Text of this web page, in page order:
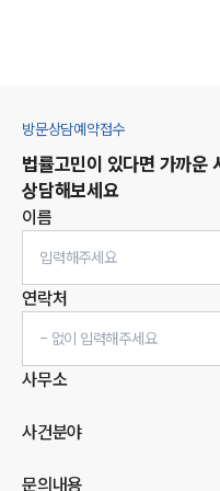
방문상담예약접수
법률고민이 있다면 가까운
상담해보세요
이름
연락처
사무소
사건분야
문의내용